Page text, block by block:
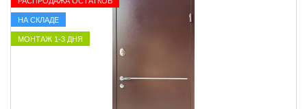
НА СКЛАДЕ
МОНТАЖ 1-3 ДНЯ